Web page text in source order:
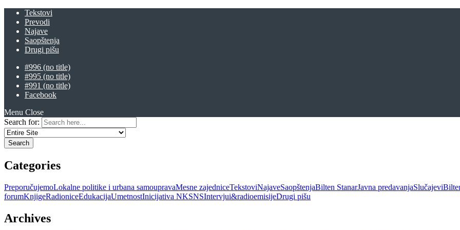
Tekstovi
Prevodi
Najave
Saopštenja
Drugi pišu
#996 (no title)
#995 (no title)
#991 (no title)
Facebook
Menu Close
Search for:
Categories
PreporučujemoLokalne politike i urbana samoupravaMesne zajedniceTekstoviNajaveSaopštenjaBilten StanarJavna predavanjaSlučajevi
forumKnjigeRadioniceEdukacijaUmetnostInicijativa NKSNSIntervjui&radioemisijeDrugi pišu
Archives